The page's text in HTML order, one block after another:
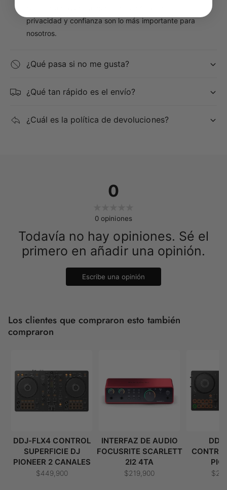
privacidad y confianza son lo más importante para
nosotros.
¿Qué pasa si no me gusta?
¿Qué tan rápido es el envío?
¿Cuál es la política de devoluciones?
0
0 opiniones
Todavía no hay opiniones. Sé el
primero en añadir una opinión.
Escribe una opinión
Los clientes que compraron esto también
compraron
DDJ-FLX4 CONTROL
SUPERFICIE DJ
PIONEER 2 CANALES
$449,900
INTERFAZ DE AUDIO
FOCUSRITE SCARLETT
2I2 4TA
$219,900